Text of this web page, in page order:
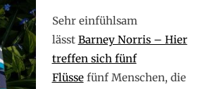
Sehr einfühlsam
lässt Barney Norris – Hier
treffen sich fünf
Flüssefünf Menschen, die